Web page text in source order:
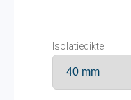
Isolatiedikte